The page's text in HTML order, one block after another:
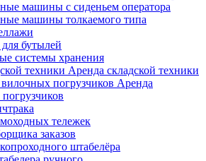
машины с сиденьем оператора
машины толкаемого типа
бутылей
системы хранения
Аренда складской техники
Аренда
тележек
заказов
штабелёра